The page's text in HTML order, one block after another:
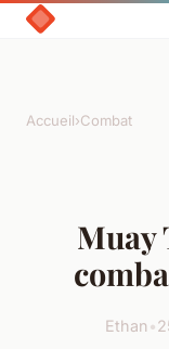
Accueil›Combat
Muay
Ethan•